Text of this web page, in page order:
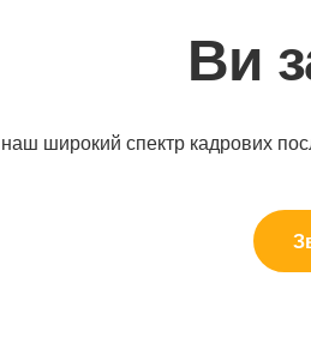
Ви
широкий спектр кадрових